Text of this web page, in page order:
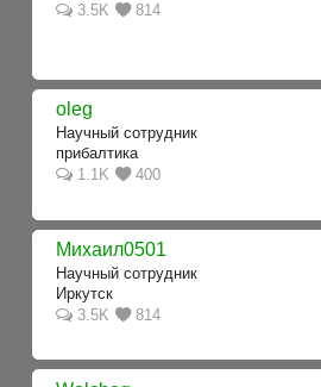
3.5K
814
oleg
Научный сотрудник
прибалтика
1.1K
400
Михаил0501
Научный сотрудник
Иркутск
3.5K
814